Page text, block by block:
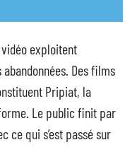
exploitent
Des films
Pripiat, la
Le public finit par
ce qui s’est passé sur